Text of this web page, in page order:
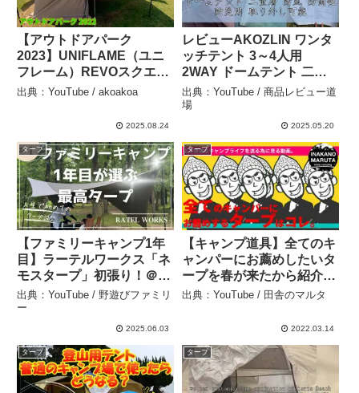
【アウトドアパーク
2023】UNIFLAME（ユニ
フレーム）REVOスクエア
タープ solo TAN（タン）
出典：YouTube / akoakoa
2025.08.24
レビューAKOZLIN ワンタ
ッチテント 3～4人用
2WAY ドームテント 二重
層 防風 防雨性 防災用 取り
外し可能なアウタータープ
付き 耐水圧 設営簡単 uvカ
ンプ バ – 商品レビュー道
場
出典：YouTube / 商品レビュー道
場
2025.05.20
タープ
【ファミリーキャンプ1年
目】ラーテルワークス「ネ
モスタープ」初張り！＠大
泉緑地 – 野遊びファミリー
出典：YouTube / 野遊びファミリ
ー
2025.06.03
タープ
【キャンプ道具】全てのキ
ャンパーにお薦めしたいタ
ープを春が来たから紹介す
る。ソロキャンプ ファミ
出典：YouTube / 田舎のマルタ
2022.03.14
タープ タープ